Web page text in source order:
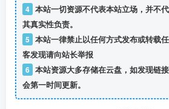
4 本站一切资源不代表本站立场，并不
其真实性负责。
5 本站一律禁止以任何方式发布或转载
客发现请向站长举报
6 本站资源大多存储在云盘，如发现链
会第一时间更新。